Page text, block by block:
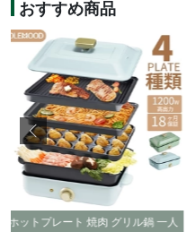
おすすめ商品
焼肉 グリル鍋 一人
シェルジャ